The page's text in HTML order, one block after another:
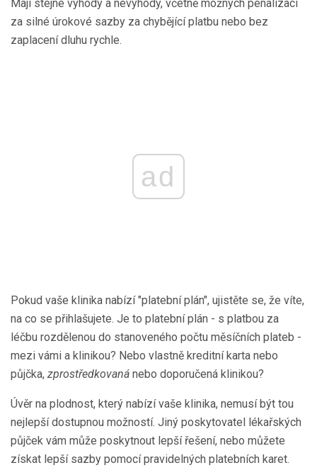
Mají stejné výhody a nevýhody, včetně možných penalizací
za silné úrokové sazby za chybějící platbu nebo bez
zaplacení dluhu rychle.
ad
Pokud vaše klinika nabízí "platební plán", ujistěte se, že víte,
na co se přihlašujete. Je to platební plán - s platbou za
léčbu rozdělenou do stanoveného počtu měsíčních plateb -
mezi vámi a klinikou? Nebo vlastně kreditní karta nebo
půjčka, zprostředkovaná nebo doporučená klinikou?
Úvěr na plodnost, který nabízí vaše klinika, nemusí být tou
nejlepší dostupnou možností. Jiný poskytovatel lékařských
půjček vám může poskytnout lepší řešení, nebo můžete
získat lepší sazby pomocí pravidelných platebních karet.